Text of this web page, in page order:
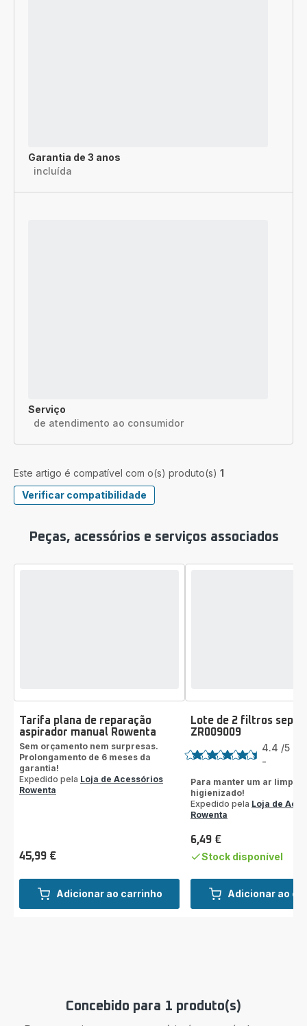
Garantia de 3 anos
incluída
Serviço
de atendimento ao consumidor
Este artigo é compatível com o(s) produto(s) 1
Verificar compatibilidade
Peças, acessórios e serviços associados
Adicionar ao carrinho
Tarifa plana de reparação
aspirador manual Rowenta
Sem orçamento nem surpresas.
Prolongamento de 6 meses da
garantia!
Expedido pela Loja de Acessórios
Rowenta
Preço
45,99 €
Adicionar ao
Lote de 2 filtros
ZR009009
Classificação
4.4 /5
-
Para manter um ar limpo e
higienizado!
Expedido pela Loja de
Rowenta
Preço
6,49 €
Stock disponível
Concebido para 1 produto(s)